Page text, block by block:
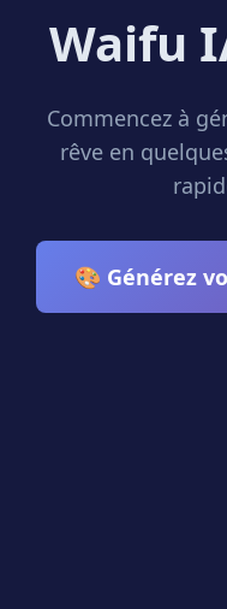
Waifu
Commencez à
rêve en
🎨 Générez